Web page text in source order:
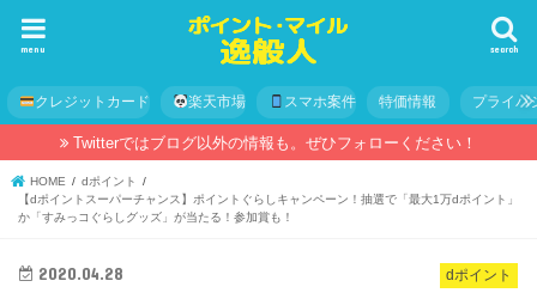
search
menu
クレジットカード 楽天市場 スマホ案件 特価情報 プライバ
Twitterではブログ以外の情報も。ぜひフォローください！
HOME
dポイント
【dポイントスーパーチャンス】ポイントぐらしキャンペーン！抽選で「最大1万dポイント」
か「すみっコぐらしグッズ」が当たる！参加賞も！
dポイント
2020.04.28